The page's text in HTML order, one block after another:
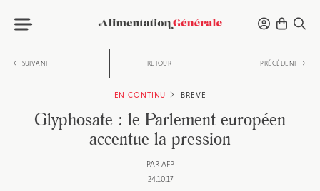
SUIVANT RETOUR PRÉCÉDENT
EN CONTINU BRÈVE
Glyphosate : le Parlement européen
accentue la pression
PAR AFP
24.10.17